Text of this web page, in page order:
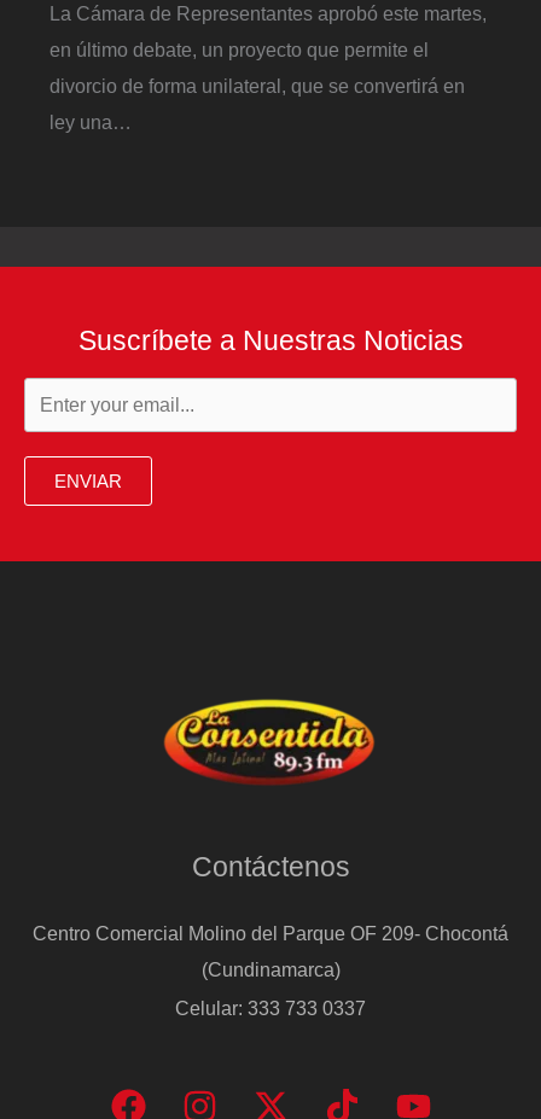
La Cámara de Representantes aprobó este martes,
en último debate, un proyecto que permite el
divorcio de forma unilateral, que se convertirá en
ley una…
Suscríbete a Nuestras Noticias
ENVIAR
Contáctenos
Centro Comercial Molino del Parque OF 209- Chocontá
(Cundinamarca)
Celular: 333 733 0337